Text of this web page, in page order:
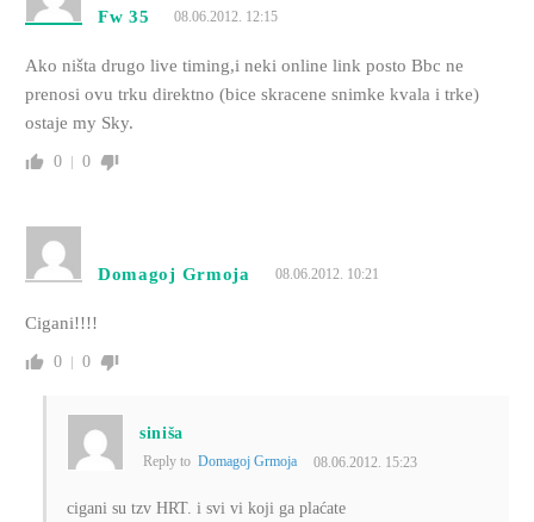
Fw 35 08.06.2012. 12:15
Ako ništa drugo live timing,i neki online link posto Bbc ne
prenosi ovu trku direktno (bice skracene snimke kvala i trke)
ostaje my Sky.
0 0
Domagoj Grmoja 08.06.2012. 10:21
Cigani!!!!
0 0
siniša
Reply to Domagoj Grmoja 08.06.2012. 15:23
cigani su tzv HRT. i svi vi koji ga plaćate